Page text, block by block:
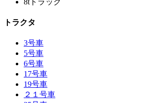
トラクタ
3号車
5号車
6号車
17号車
19号車
２１号車